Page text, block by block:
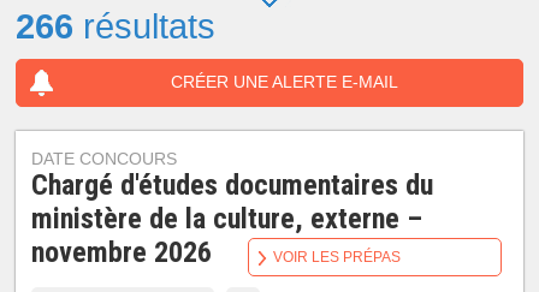
266 résultats
CRÉER UNE ALERTE E-MAIL
DATE CONCOURS
Chargé d'études documentaires du
ministère de la culture, externe –
novembre 2026
VOIR LES PRÉPAS